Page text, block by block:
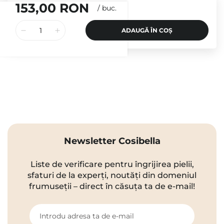
153,00 RON / buc.
ADAUGĂ ÎN COȘ
Newsletter Cosibella
Liste de verificare pentru îngrijirea pielii,
sfaturi de la experți, noutăți din domeniul
frumuseții – direct în căsuța ta de e-mail!
Introdu adresa ta de e-mail